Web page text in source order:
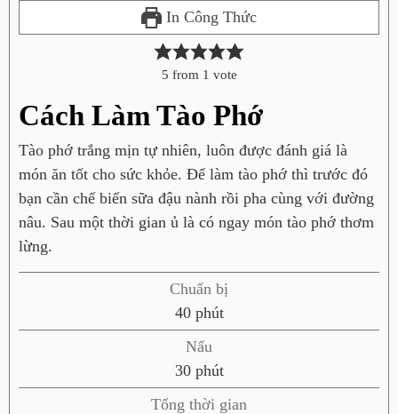
In Công Thức
5 from 1 vote
Cách Làm Tào Phớ
Tào phớ trắng mịn tự nhiên, luôn được đánh giá là
món ăn tốt cho sức khỏe. Để làm tào phớ thì trước đó
bạn cần chế biến sữa đậu nành rồi pha cùng với đường
nâu. Sau một thời gian ủ là có ngay món tào phớ thơm
lừng.
Chuẩn bị
40p
h
t
phút
Nấu
30p
h
phút
Tổng thời gian